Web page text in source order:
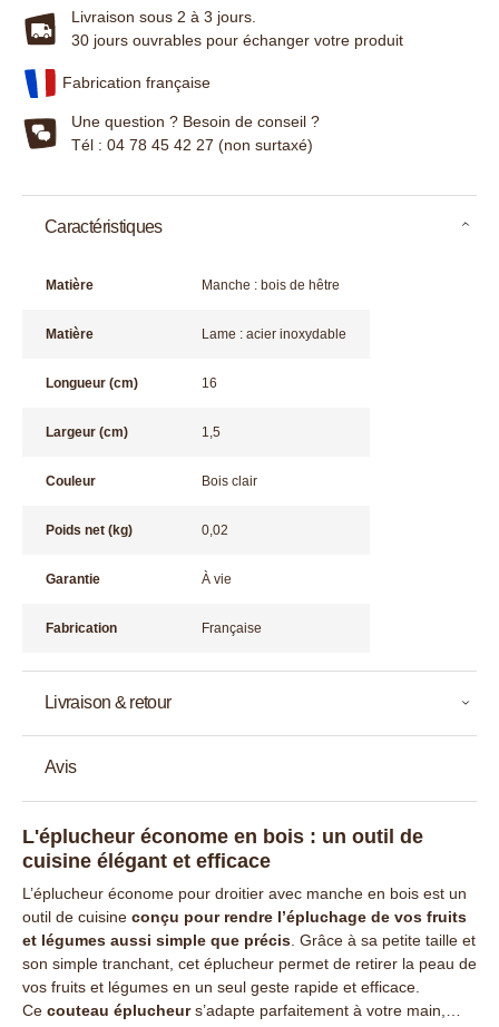
Livraison sous 2 à 3 jours.
30 jours ouvrables pour échanger votre produit
Fabrication française
Une question ? Besoin de conseil ?
Tél : 04 78 45 42 27 (non surtaxé)
L'éplucheur économe en bois : un outil de
cuisine élégant et efficace
L’éplucheur économe pour droitier avec manche en bois est un
outil de cuisine conçu pour rendre l’épluchage de vos fruits
et légumes aussi simple que précis . Grâce à sa petite taille et
son simple tranchant, cet éplucheur permet de retirer la peau de
vos fruits et légumes en un seul geste rapide et efficace.
Ce couteau éplucheurs’adapte parfaitement à votre main,
Caractéristiques
Matière Manche : bois de hêtre
Matière Lame : acier inoxydable
Longueur (cm) 16
Largeur (cm) 1,5
Couleur Bois clair
Poids net (kg) 0,02
Garantie À vie
Fabrication Française
Livraison & retour
Avis